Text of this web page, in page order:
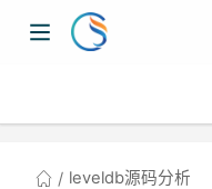
leveldb源码分析